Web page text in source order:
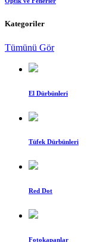
Kategoriler
Tümünü Gör
El Dürbünleri
Tüfek Dürbünleri
Red Dot
Fotokapanlar